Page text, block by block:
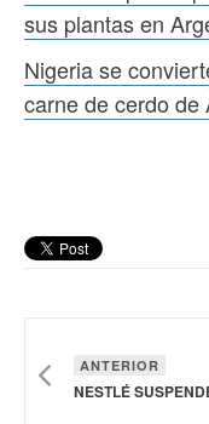
sus plantas en
Nigeria se
carne de cerdo de
ANTERIOR